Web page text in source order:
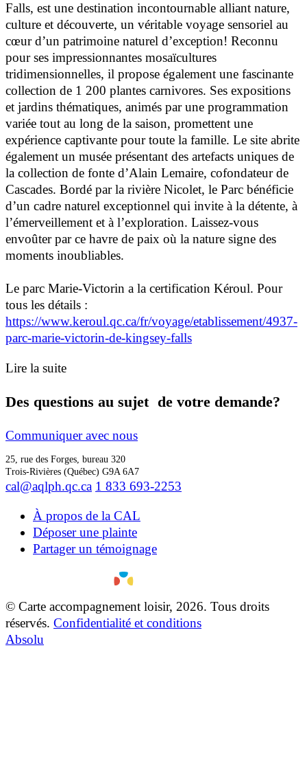
Falls, est une destination incontournable alliant nature,
culture et découverte, un véritable voyage sensoriel au
cœur d’un patrimoine naturel d’exception! Reconnu
pour ses impressionnantes mosaïcultures
tridimensionnelles, il propose également une fascinante
collection de 1 200 plantes carnivores. Ses expositions
et jardins thématiques, animés par une programmation
variée tout au long de la saison, promettent une
expérience captivante pour toute la famille. Le site abrite
également un musée présentant des artefacts uniques de
la collection de fonte d’Alain Lemaire, cofondateur de
Cascades. Bordé par la rivière Nicolet, le Parc bénéficie
d’un cadre naturel exceptionnel qui invite à la détente, à
l’émerveillement et à l’exploration. Laissez-vous
envoûter par ce havre de paix où la nature signe des
moments inoubliables.
Le parc Marie-Victorin a la certification Kéroul. Pour
tous les détails :
https://www.keroul.qc.ca/fr/voyage/etablissement/4937-
parc-marie-victorin-de-kingsey-falls
Lire la suite
Des questions au sujet de votre demande?
Communiquer avec nous
25, rue des Forges, bureau 320
Trois-Rivières (Québec) G9A 6A7
cal@aqlph.qc.ca 1 833 693-2253
À propos de la CAL
Déposer une plainte
Partager un témoignage
© Carte accompagnement loisir, 2026. Tous droits
réservés. Confidentialité et conditions
Absolu